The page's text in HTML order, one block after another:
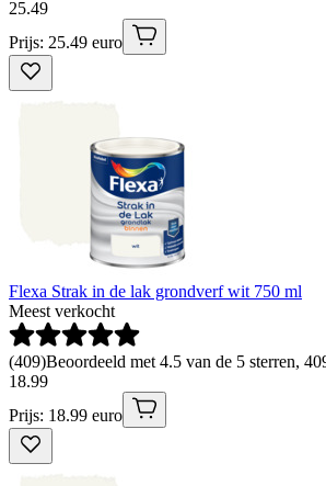
25.49
Prijs: 25.49 euro
Flexa Strak in de lak grondverf wit 750 ml
Meest verkocht
(409)Beoordeeld met 4.5 van de 5 sterren,
18.99
Prijs: 18.99 euro